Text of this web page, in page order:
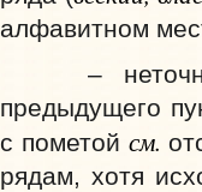
алфавитном
–
предыдущего
с пометой см.
рядам, хотя